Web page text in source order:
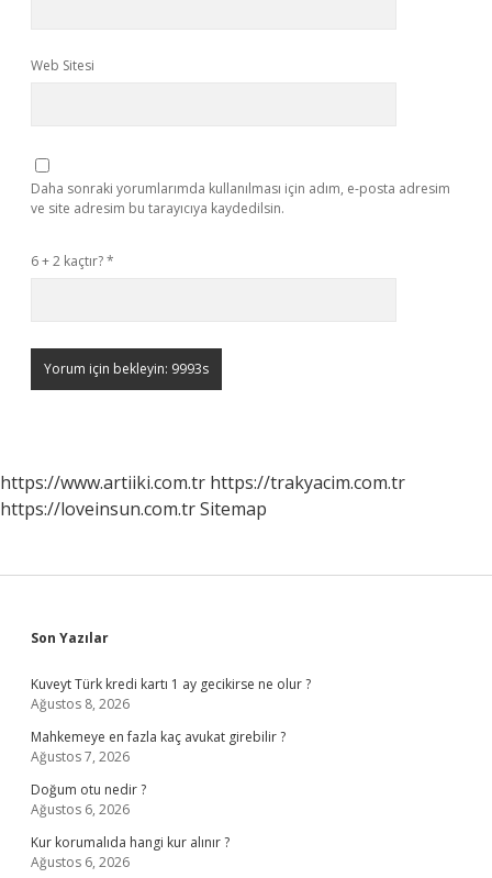
Web Sitesi
Daha sonraki yorumlarımda kullanılması için adım, e-posta adresim
ve site adresim bu tarayıcıya kaydedilsin.
6 + 2 kaçtır?*
https://www.artiiki.com.tr https://trakyacim.com.tr
https://loveinsun.com.trSitemap
Sidebar
Son Yazılar
Kuveyt Türk kredi kartı 1 ay gecikirse ne olur ?
Ağustos 8, 2026
Mahkemeye en fazla kaç avukat girebilir ?
Ağustos 7, 2026
Doğum otu nedir ?
Ağustos 6, 2026
Kur korumalıda hangi kur alınır ?
Ağustos 6, 2026